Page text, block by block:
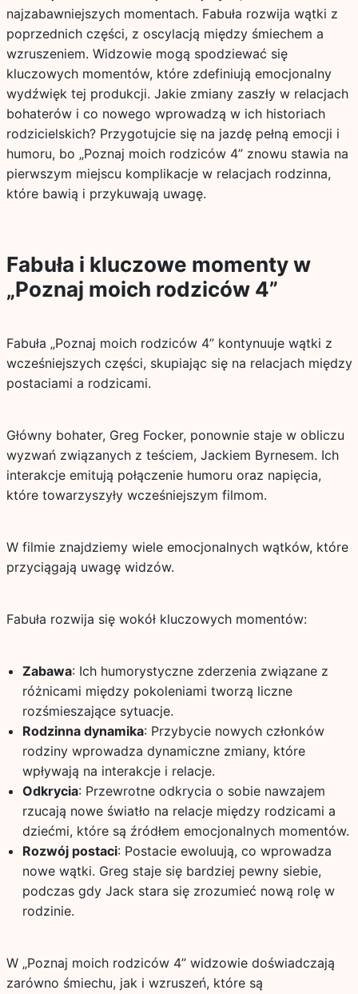
najzabawniejszych momentach. Fabuła rozwija wątki z
poprzednich części, z oscylacją między śmiechem a
wzruszeniem. Widzowie mogą spodziewać się
kluczowych momentów, które zdefiniują emocjonalny
wydźwięk tej produkcji. Jakie zmiany zaszły w relacjach
bohaterów i co nowego wprowadzą w ich historiach
rodzicielskich? Przygotujcie się na jazdę pełną emocji i
humoru, bo „Poznaj moich rodziców 4” znowu stawia na
pierwszym miejscu komplikacje w relacjach rodzinna,
które bawią i przykuwają uwagę.
Fabuła i kluczowe momenty w
„Poznaj moich rodziców 4”
Fabuła „Poznaj moich rodziców 4” kontynuuje wątki z
wcześniejszych części, skupiając się na relacjach między
postaciami a rodzicami.
Główny bohater, Greg Focker, ponownie staje w obliczu
wyzwań związanych z teściem, Jackiem Byrnesem. Ich
interakcje emitują połączenie humoru oraz napięcia,
które towarzyszyły wcześniejszym filmom.
W filmie znajdziemy wiele emocjonalnych wątków, które
przyciągają uwagę widzów.
Fabuła rozwija się wokół kluczowych momentów:
Zabawa: Ich humorystyczne zderzenia związane z
różnicami między pokoleniami tworzą liczne
rozśmieszające sytuacje.
Rodzinna dynamika: Przybycie nowych członków
rodziny wprowadza dynamiczne zmiany, które
wpływają na interakcje i relacje.
Odkrycia: Przewrotne odkrycia o sobie nawzajem
rzucają nowe światło na relacje między rodzicami a
dziećmi, które są źródłem emocjonalnych momentów.
Rozwój postaci: Postacie ewoluują, co wprowadza
nowe wątki. Greg staje się bardziej pewny siebie,
podczas gdy Jack stara się zrozumieć nową rolę w
rodzinie.
W „Poznaj moich rodziców 4” widzowie doświadczają
zarówno śmiechu, jak i wzruszeń, które są